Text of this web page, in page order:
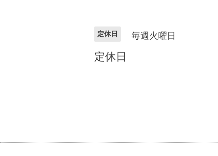
定休日 毎週火曜日
定休日